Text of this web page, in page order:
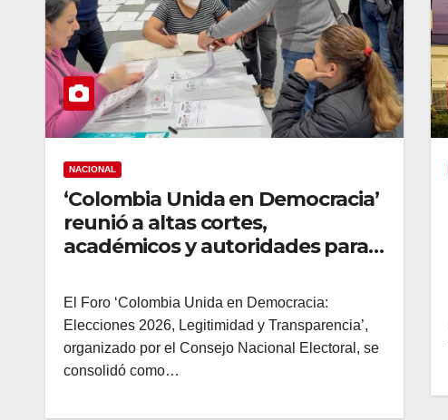
NACIONAL
‘Colombia Unida en Democracia’
reunió a altas cortes,
académicos y autoridades para
transparencia electoral.
El Foro ‘Colombia Unida en Democracia:
Elecciones 2026, Legitimidad y Transparencia’,
organizado por el Consejo Nacional Electoral, se
consolidó como…